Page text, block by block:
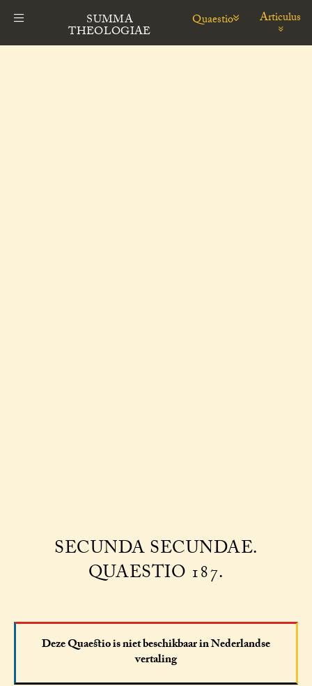
SUMMA
THEOLOGIAE
Quaestio Articulus
SECUNDA SECUNDAE.
QUAESTIO 187.
Deze Quaestio is niet beschikbaar in Nederlandse
vertaling